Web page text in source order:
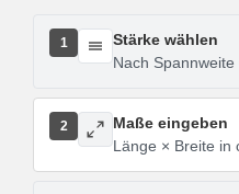
1
Stärke wählen
Nach Spannweite
2
Maße eingeben
Länge × Breite in